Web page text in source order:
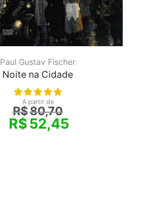
Paul Gustav Fischer
Noite na Cidade
A partir de
R$80,70
R$52,45